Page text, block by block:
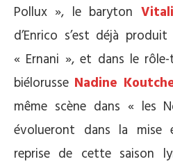
Pollux », le baryton
d’Enrico s’est déjà
« Ernani », et dans le rôle-
biélorusse Nadine
même scène dans « les
évolueront dans la mise
reprise de cette saison